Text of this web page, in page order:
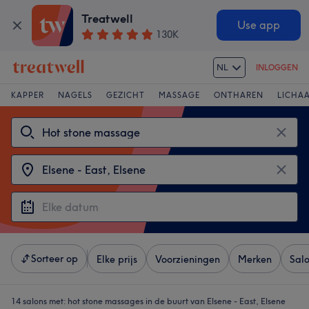
Treatwell
130K
Use app
NL INLOGGEN
KAPPER NAGELS GEZICHT MASSAGE ONTHAREN
Sorteer op Elke prijs Voorzieningen Merken
14 salons met: hot stone massages in de buurt van Elsene - East, Elsene